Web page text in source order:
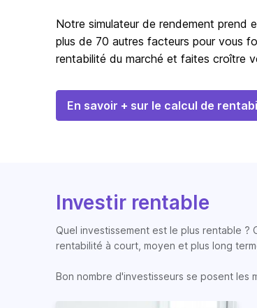
Notre simulateur de rendement prend
plus de 70 autres facteurs pour vous
rentabilité du marché et faites croître
En savoir + sur le calcul de
Investir rentable
Quel investissement est le plus rentable ?
rentabilité à court, moyen et plus long
Bon nombre d'investisseurs se posent les